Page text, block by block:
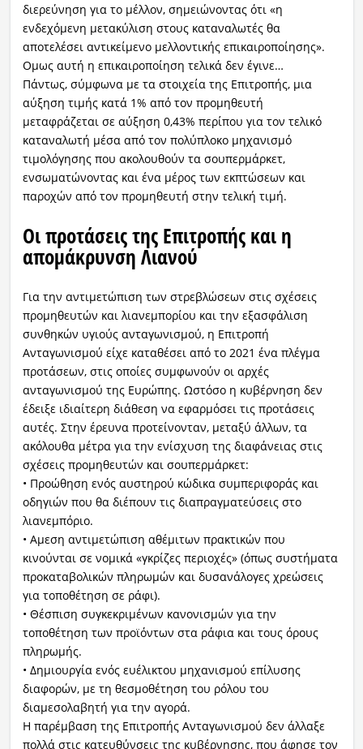
διερεύνηση για το μέλλον, σημειώνοντας ότι «η
ενδεχόμενη μετακύλιση στους καταναλωτές θα
αποτελέσει αντικείμενο μελλοντικής επικαιροποίησης».
Ομως αυτή η επικαιροποίηση τελικά δεν έγινε…
Πάντως, σύμφωνα με τα στοιχεία της Επιτροπής, μια
αύξηση τιμής κατά 1% από τον προμηθευτή
μεταφράζεται σε αύξηση 0,43% περίπου για τον τελικό
καταναλωτή μέσα από τον πολύπλοκο μηχανισμό
τιμολόγησης που ακολουθούν τα σουπερμάρκετ,
ενσωματώνοντας και ένα μέρος των εκπτώσεων και
παροχών από τον προμηθευτή στην τελική τιμή.
Οι προτάσεις της Επιτροπής και η
απομάκρυνση Λιανού
Για την αντιμετώπιση των στρεβλώσεων στις σχέσεις
προμηθευτών και λιανεμπορίου και την εξασφάλιση
συνθηκών υγιούς ανταγωνισμού, η Επιτροπή
Ανταγωνισμού είχε καταθέσει από το 2021 ένα πλέγμα
προτάσεων, στις οποίες συμφωνούν οι αρχές
ανταγωνισμού της Ευρώπης. Ωστόσο η κυβέρνηση δεν
έδειξε ιδιαίτερη διάθεση να εφαρμόσει τις προτάσεις
αυτές. Στην έρευνα προτείνονταν, μεταξύ άλλων, τα
ακόλουθα μέτρα για την ενίσχυση της διαφάνειας στις
σχέσεις προμηθευτών και σουπερμάρκετ:
• Προώθηση ενός αυστηρού κώδικα συμπεριφοράς και
οδηγιών που θα διέπουν τις διαπραγματεύσεις στο
λιανεμπόριο.
• Αμεση αντιμετώπιση αθέμιτων πρακτικών που
κινούνται σε νομικά «γκρίζες περιοχές» (όπως συστήματα
προκαταβολικών πληρωμών και δυσανάλογες χρεώσεις
για τοποθέτηση σε ράφι).
• Θέσπιση συγκεκριμένων κανονισμών για την
τοποθέτηση των προϊόντων στα ράφια και τους όρους
πληρωμής.
• Δημιουργία ενός ευέλικτου μηχανισμού επίλυσης
διαφορών, με τη θεσμοθέτηση του ρόλου του
διαμεσολαβητή για την αγορά.
Η παρέμβαση της Επιτροπής Ανταγωνισμού δεν άλλαξε
πολλά στις κατευθύνσεις της κυβέρνησης, που άφησε τον